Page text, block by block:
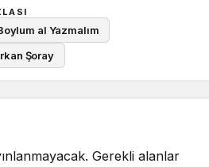
al Yazmalım
Şoray
Gerekli alanlar